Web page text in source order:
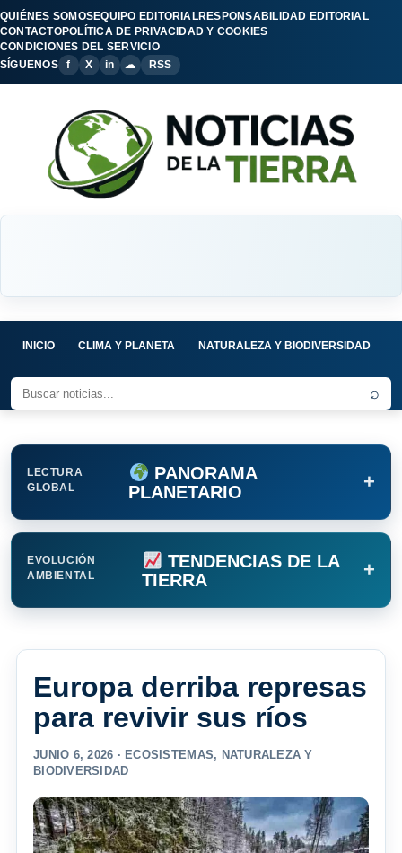
QUIÉNES SOMOSEQUIPO EDITORIALRESPONSABILIDAD EDITORIAL
CONTACTOPOLÍTICA DE PRIVACIDAD Y COOKIES
CONDICIONES DEL SERVICIO
SÍGUENOS
f X in ☁ RSS
INICIO CLIMA Y PLANETA NATURALEZA Y BIODIVERSIDAD
⌕
LECTURA
GLOBAL
PANORAMA
PLANETARIO
+
EVOLUCIÓN
AMBIENTAL
TENDENCIAS DE LA
TIERRA
+
Europa derriba represas
para revivir sus ríos
JUNIO 6, 2026 · ECOSISTEMAS, NATURALEZA Y
BIODIVERSIDAD